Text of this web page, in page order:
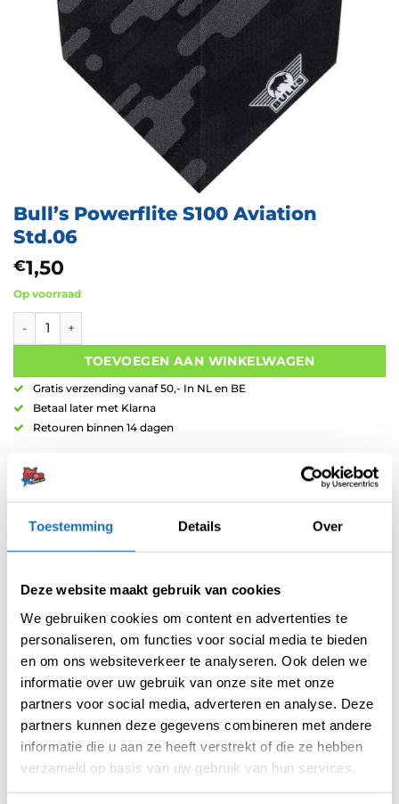
Toestemming Details Over
Deze website maakt gebruik van cookies
We gebruiken cookies om content en advertenties te
personaliseren, om functies voor social media te bieden
en om ons websiteverkeer te analyseren. Ook delen we
informatie over uw gebruik van onze site met onze
partners voor social media, adverteren en analyse. Deze
partners kunnen deze gegevens combineren met andere
informatie die u aan ze heeft verstrekt of die ze hebben
verzameld op basis van uw gebruik van hun services.
Bull’s Powerflite S100 Aviation
Std.06
€1,50
Op voorraad
Bull's Powerflite S100 Aviation Std.06 aantal
TOEVOEGEN AAN WINKELWAGEN
Gratis verzending vanaf 50,- In NL en BE
Betaal later met Klarna
Retouren binnen 14 dagen
Categorieën:Bull's NL Flights,Standaard
Merk: Bull's NL
AANVULLENDE INFORMATIE